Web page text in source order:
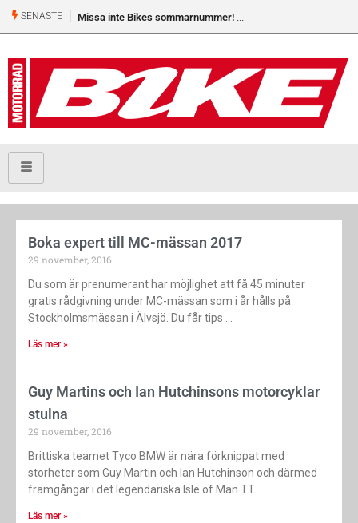
SENASTE Missa inte Bikes sommarnummer!
Boka expert till MC-mässan 2017
29 november, 2016
Du som är prenumerant har möjlighet att få 45 minuter
gratis rådgivning under MC-mässan som i år hålls på
Stockholmsmässan i Älvsjö. Du får tips
Läs mer »
Guy Martins och Ian Hutchinsons motorcyklar
stulna
29 november, 2016
Brittiska teamet Tyco BMW är nära förknippat med
storheter som Guy Martin och Ian Hutchinson och därmed
framgångar i det legendariska Isle of Man TT.
Läs mer »